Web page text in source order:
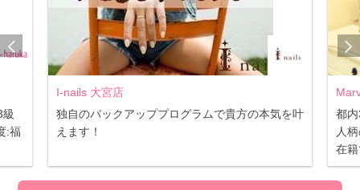
レスベラトロール
レスベラトロールという代表的なアンチエンジング成分が
あります。葡萄などにも含まれているポリフェノールの一
種ですが、他の果実と比べてサンタベリーには多く含まれ
ているのです。
:福
I-nails 大宮店
独自のバックアッププログラムで貴方の本気を叶
えます！
都
人
在